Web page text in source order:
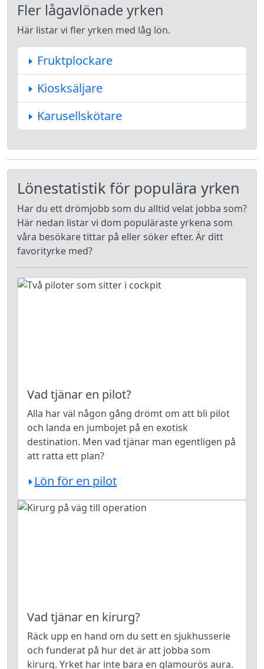
Fler lågavlönade yrken
Här listar vi fler yrken med låg lön.
Fruktplockare
Kiosksäljare
Karusellskötare
Lönestatistik för populära yrken
Har du ett drömjobb som du alltid velat jobba som?
Här nedan listar vi dom populäraste yrkena som
våra besökare tittar på eller söker efter. Är ditt
favorityrke med?
Vad tjänar en pilot?
Alla har väl någon gång drömt om att bli pilot
och landa en jumbojet på en exotisk
destination. Men vad tjänar man egentligen på
att ratta ett plan?
Lön för en pilot
Vad tjänar en kirurg?
Räck upp en hand om du sett en sjukhusserie
och funderat på hur det är att jobba som
kirurg. Yrket har inte bara en glamourös aura.